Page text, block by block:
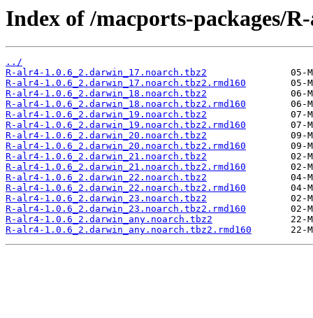
Index of /macports-packages/
../
R-alr4-1.0.6_2.darwin_17.noarch.tbz2
R-alr4-1.0.6_2.darwin_17.noarch.tbz2.rmd160
R-alr4-1.0.6_2.darwin_18.noarch.tbz2
R-alr4-1.0.6_2.darwin_18.noarch.tbz2.rmd160
R-alr4-1.0.6_2.darwin_19.noarch.tbz2
R-alr4-1.0.6_2.darwin_19.noarch.tbz2.rmd160
R-alr4-1.0.6_2.darwin_20.noarch.tbz2
R-alr4-1.0.6_2.darwin_20.noarch.tbz2.rmd160
R-alr4-1.0.6_2.darwin_21.noarch.tbz2
R-alr4-1.0.6_2.darwin_21.noarch.tbz2.rmd160
R-alr4-1.0.6_2.darwin_22.noarch.tbz2
R-alr4-1.0.6_2.darwin_22.noarch.tbz2.rmd160
R-alr4-1.0.6_2.darwin_23.noarch.tbz2
R-alr4-1.0.6_2.darwin_23.noarch.tbz2.rmd160
R-alr4-1.0.6_2.darwin_any.noarch.tbz2
R-alr4-1.0.6_2.darwin_any.noarch.tbz2.rmd160